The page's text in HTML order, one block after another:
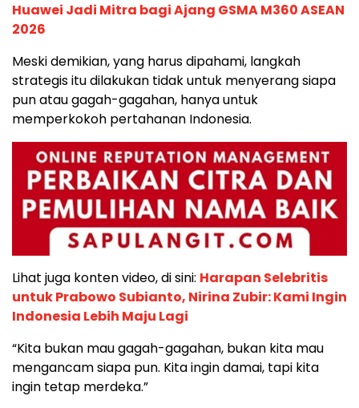
Huawei Jadi Mitra bagi Ajang GSMA M360 ASEAN
2026
Meski demikian, yang harus dipahami, langkah
strategis itu dilakukan tidak untuk menyerang siapa
pun atau gagah-gagahan, hanya untuk
memperkokoh pertahanan Indonesia.
Lihat juga konten video, di sini: Harapan Selebritis
untuk Prabowo Subianto, Nirina Zubir: Kami Ingin
Indonesia Lebih Maju Lagi
“Kita bukan mau gagah-gagahan, bukan kita mau
mengancam siapa pun. Kita ingin damai, tapi kita
ingin tetap merdeka.”